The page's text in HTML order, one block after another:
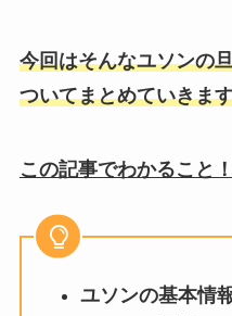
今回はそんなユソンの
ついてまとめていきま
この記事でわかること！
ユソンの基本情